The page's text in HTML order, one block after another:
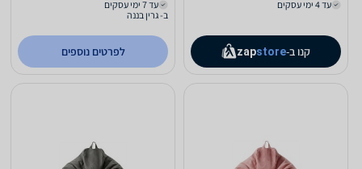
עד 4 ימי עסקים
קנו ב- zapstore
עד 7 ימי עסקים
ב- גרין בננה
לפרטים נוספים